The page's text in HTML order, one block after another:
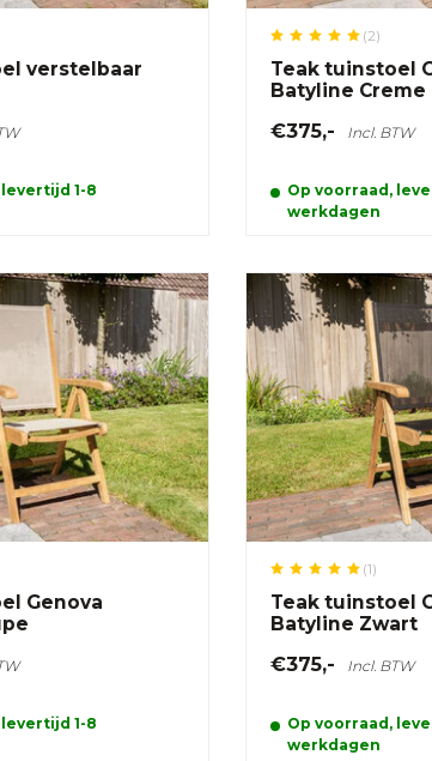
verstelbaar
1-8
(2)
Teak tuinstoel
Batyline Creme
€375,- Incl. BTW
Op voorraad,
werkdagen
Genova
1-8
(1)
Teak tuinstoel
Batyline Zwart
€375,- Incl. BTW
Op voorraad,
werkdagen